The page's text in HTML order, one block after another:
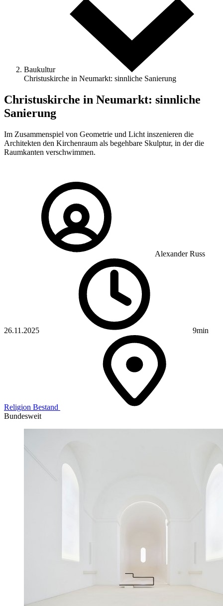
Baukultur
Christuskirche in Neumarkt: sinnliche Sanierung
Christuskirche in Neumarkt: sinnliche
Sanierung
Im Zusammenspiel von Geometrie und Licht inszenieren die
Architekten den Kirchenraum als begehbare Skulptur, in der die
Raumkanten verschwimmen.
Alexander Russ
26.11.2025 9min
Religion Bestand
Bundesweit